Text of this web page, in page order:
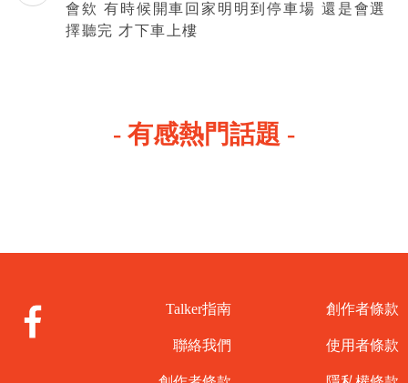
會欸 有時候開車回家明明到停車場 還是會選
擇聽完 才下車上樓
有感熱門話題
Talker指南
聯絡我們
創作者條款
使用者條款